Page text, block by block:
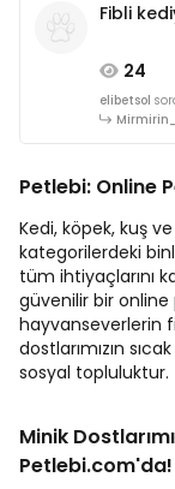
Fibli
24
elibetsol
Petlebi: Online
Kedi, köpek, kuş
kategorilerdeki
tüm ihtiyaçlarını
güvenilir bir
hayvanseverlerin
dostlarımızın
sosyal topluluktur.
Minik
Petlebi.com'da!